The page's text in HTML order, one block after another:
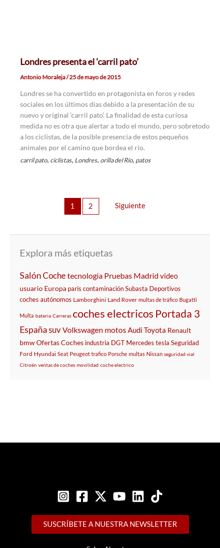
Londres presenta el ‘carril pato’
Antonio Moraleja/25 de mayo de 2015
Londres se ha convertido en protagonista en foros y redes
sociales en los últimos días debido a la presentación de su
nuevo y original ‘carril pato’. La finalidad de esta curiosa
medida no es otra que alertar a todo el mundo, pero sobretodo
a los ciclistas, de la posible presencia de estos pequeños
animales por el camino que bordea el río.
carril pato, ciclistas, Londres, orilla del Río, patos
1 2 Siguiente
Explora más etiquetas
Salón Cochetecnologia Pruebas Madrid video
usuario Europa paris contaminaciónSubasta Deportivos
coches autónomos Lamborghini Land Rover multas de tráfico Bugatti
Multa bateria Carreras coches electricos Portada 3
España suvVolkswagen motosAudi Toyota Renault
bmwOfertasCoches industria DGT Mercedes tesla Seguridad
Ford Hyundai Seat Peugeot trafico Porsche multas Nissan seguridad vial
Citroën ventas de coches movilidad coche electrico
SUSCRÍBETE A NUESTRA NEWSLETTER